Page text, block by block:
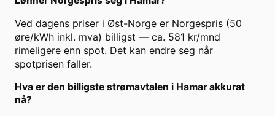
Ved dagens priser i Øst-Norge er Norgespris (50
øre/kWh inkl. mva) billigst — ca. 581 kr/mnd
rimeligere enn spot. Det kan endre seg når
spotprisen faller.
Hva er den billigste strømavtalen i Hamar akkurat
nå?